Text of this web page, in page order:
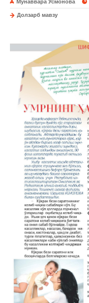
Мунаввара Усмонова
Долзарб мавзу